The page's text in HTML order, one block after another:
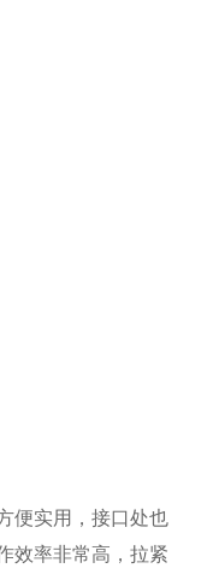
便实用，接口处也
效率非常高，拉紧